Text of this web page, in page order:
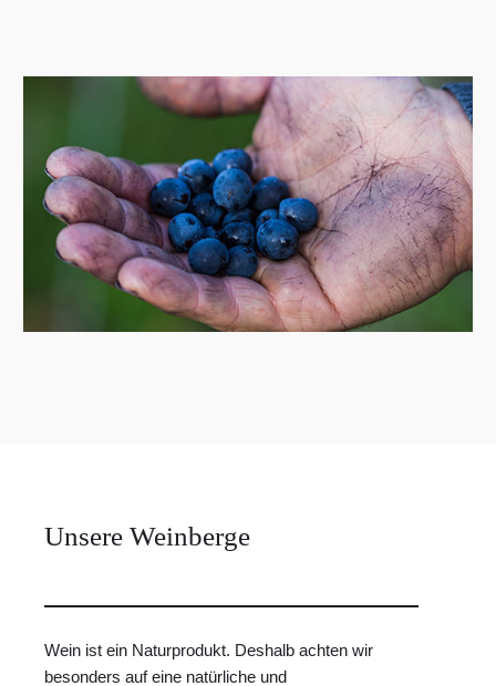
Unsere Weinberge
Wein ist ein Naturprodukt. Deshalb achten wir
besonders auf eine natürliche und